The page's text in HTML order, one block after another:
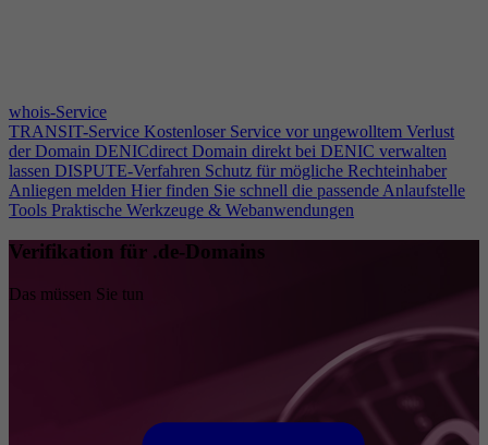
whois-Service
TRANSIT-Service Kostenloser Service vor ungewolltem Verlust
der Domain DENICdirect Domain direkt bei DENIC verwalten
lassen DISPUTE-Verfahren Schutz für mögliche Rechteinhaber
Anliegen melden Hier finden Sie schnell die passende Anlaufstelle
Tools Praktische Werkzeuge & Webanwendungen
Verifikation für .de-Domains
Das müssen Sie tun